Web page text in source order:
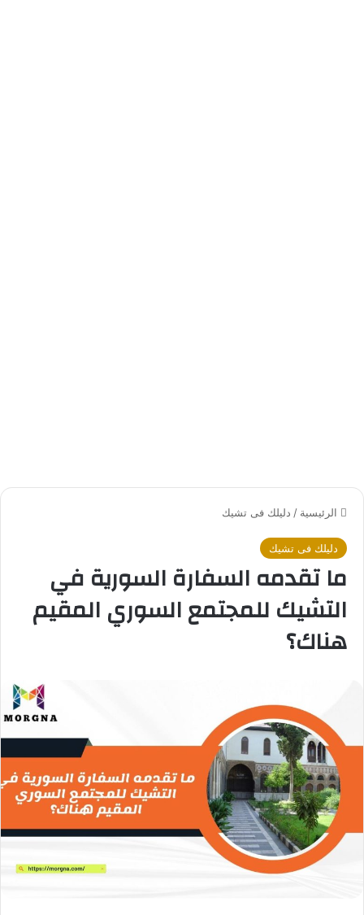
الرئيسية / دليلك فى تشيك
دليلك فى تشيك
ما تقدمه السفارة السورية في
التشيك للمجتمع السوري المقيم
هناك؟